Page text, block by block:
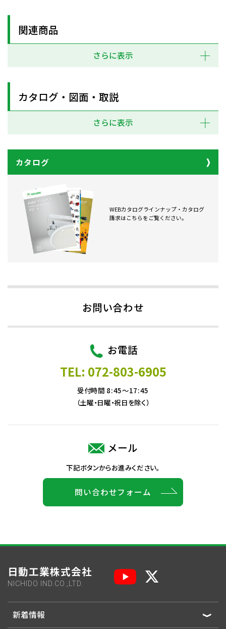
関連商品
さらに表示
カタログ・図面・取説
さらに表示
カタログ
WEBカタログラインナップ・カタログ
請求はこちらをご覧ください。
お問い合わせ
お電話
TEL: 072-803-6905
受付時間 8:45～17:45
（土曜・日曜・祝日を除く）
メール
下記ボタンからお進みください。
問い合わせフォーム
日動工業株式会社
NICHIDO IND.CO.,LTD.
新着情報